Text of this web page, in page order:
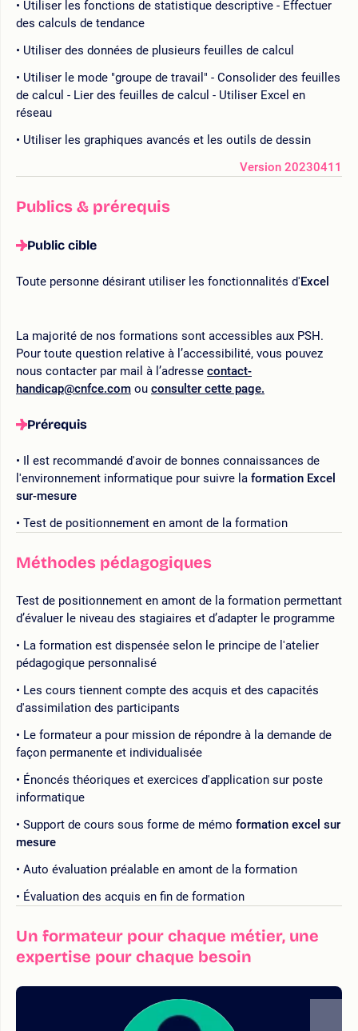
Utiliser les fonctions de statistique descriptive - Effectuer
des calculs de tendance
Utiliser des données de plusieurs feuilles de calcul
Utiliser le mode "groupe de travail" - Consolider des feuilles
de calcul - Lier des feuilles de calcul - Utiliser Excel en
réseau
Utiliser les graphiques avancés et les outils de dessin
Version 20230411
Publics & prérequis
Public cible
Toute personne désirant utiliser les fonctionnalités d'Excel
La majorité de nos formations sont accessibles aux PSH.
Pour toute question relative à l’accessibilité, vous pouvez
nous contacter par mail à l’adresse contact-
handicap@cnfce.com ou consulter cette page.
Prérequis
Il est recommandé d'avoir de bonnes connaissances de
l'environnement informatique pour suivre la formation Excel
sur-mesure
Test de positionnement en amont de la formation
Méthodes pédagogiques
Test de positionnement en amont de la formation permettant
d’évaluer le niveau des stagiaires et d’adapter le programme
La formation est dispensée selon le principe de l'atelier
pédagogique personnalisé
Les cours tiennent compte des acquis et des capacités
d'assimilation des participants
Le formateur a pour mission de répondre à la demande de
façon permanente et individualisée
Énoncés théoriques et exercices d'application sur poste
informatique
Support de cours sous forme de mémo formation excel sur
mesure
Auto évaluation préalable en amont de la formation
Évaluation des acquis en fin de formation
Un formateur pour chaque métier, une
expertise pour chaque besoin